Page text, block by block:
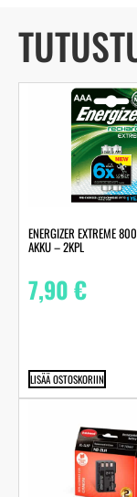
ENERGIZER EXTREME
AKKU – 2KPL
7,90€
LISÄÄ OSTOSKORIIN